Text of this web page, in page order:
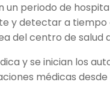
un periodo de
y detectar a tiempo
del centro de salud
y se inician los
médicas